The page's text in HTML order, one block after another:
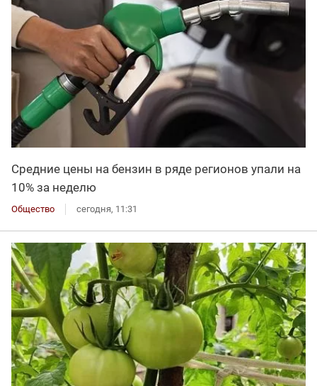
Средние цены на бензин в ряде регионов упали на
10% за неделю
Общество сегодня, 11:31